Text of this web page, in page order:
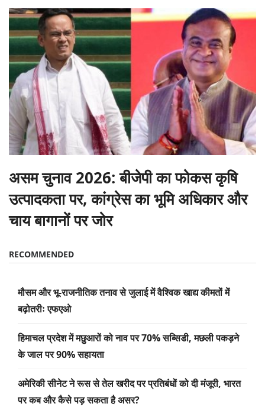
असम चुनाव 2026: बीजेपी का फोकस कृषि
उत्पादकता पर, कांग्रेस का भूमि अधिकार और
चाय बागानों पर जोर
RECOMMENDED
मौसम और भू-राजनीतिक तनाव से जुलाई में वैश्विक खाद्य कीमतों में
बढ़ोतरीः एफएओ
हिमाचल प्रदेश में मछुआरों को नाव पर 70% सब्सिडी, मछली पकड़ने
के जाल पर 90% सहायता
अमेरिकी सीनेट ने रूस से तेल खरीद पर प्रतिबंधों को दी मंजूरी, भारत
पर कब और कैसे पड़ सकता है असर?